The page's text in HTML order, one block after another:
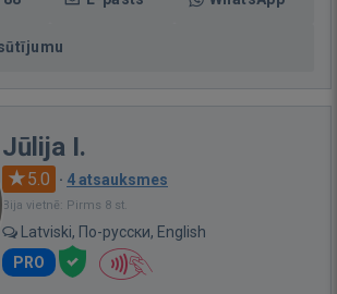
Jūlija I.
5.0 · 4 atsauksmes
Bija vietnē: Pirms 8 st.
Latviski, По-русски, English
PRO